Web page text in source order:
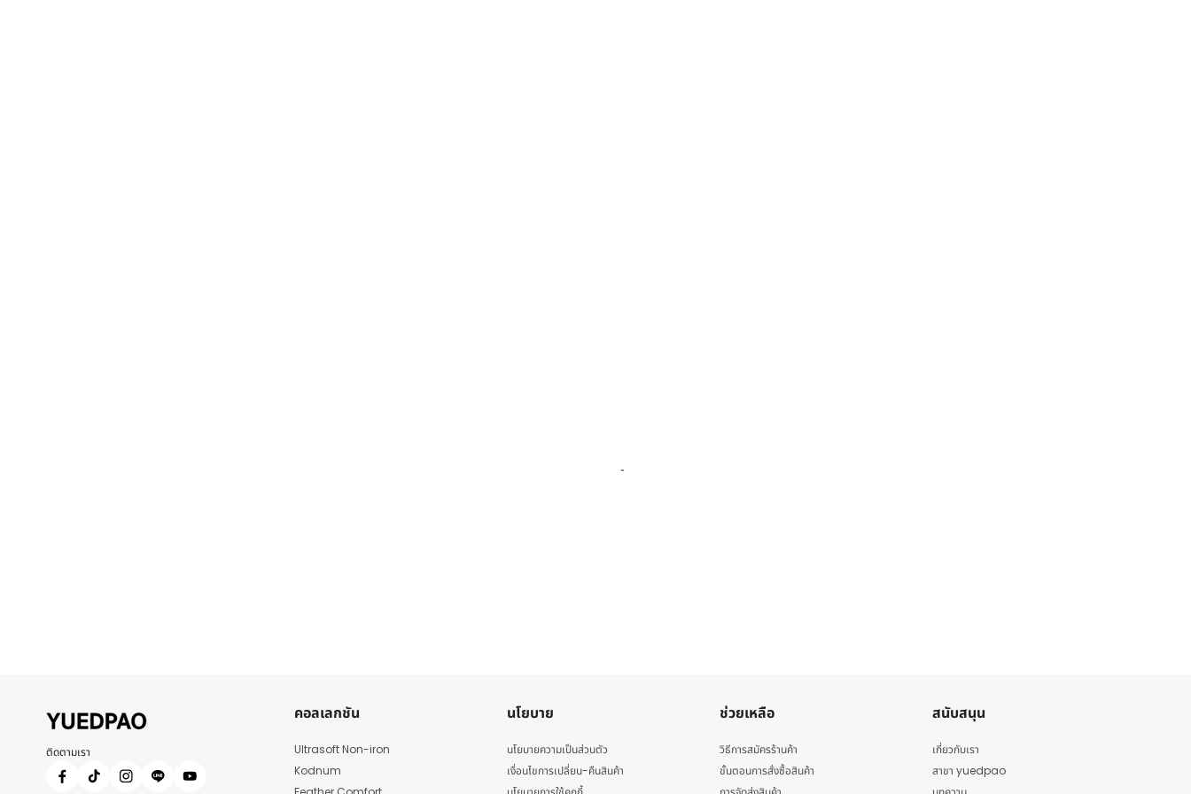
ติดตามเรา
คอลเลกชัน
Ultrasoft Non-iron
Kodnum
นโยบาย
นโยบายความเป็นส่วนตัว
เงื่อนไขการเปลี่ยน-คืนสินค้า
ช่วยเหลือ
วิธีการสมัครร้านค้า
ขั้นตอนการสั่งซื้อสินค้า
สนับสนุน
เกี่ยวกับเรา
สาขา yuedpao